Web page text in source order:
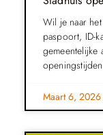
Wil je naar
paspoort, ID-
gemeentelijke
Maart 6, 2026